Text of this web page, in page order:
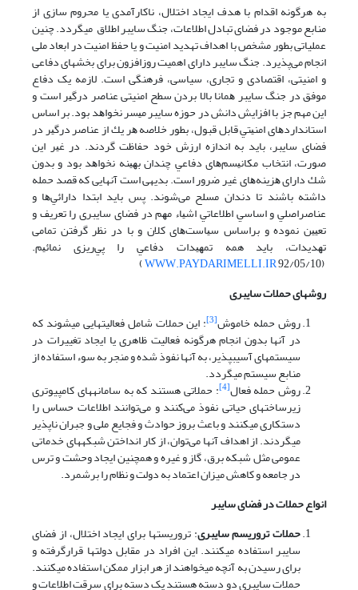
به هرگونه اقدام با هدف ایجاد اختلال، ناکارآمدی یا محروم سازی از
منابع موجود در فضای تبادل اطلاعات، جنگ سایبر اطلاق می­گردد. چنین
عملیاتی بطور مشخص با اهداف تهدید امنیت و یا حفظ امنیت در ابعاد ملی
انجام می‌پذیرد. جنگ سایبر دارای اهمیت روزافزون برای بخش­های دفاعی
و امنیتی، اقتصادی و تجاری، سیاسی، فرهنگی است. لازمه یک دﻓﺎع
موفق در ﺟﻨﮓ ﺳﺎﻳﺒﺮ ﻫﻤﺎﻧﺎ ﺑﺎﻻ ﺑﺮدن ﺳﻄﺢ امنیتی ﻋﻨﺎﺻﺮ درﮔﻴﺮ اﺳﺖ و
اﻳﻦ مهم ﺟﺰ ﺑﺎ اﻓﺰاﻳﺶ دانش در حوزه سایبر ﻣﻴﺴﺮ ﻧﺨﻮاﻫﺪ ﺑﻮد. بر اساس
اﺳﺘﺎﻧﺪاردﻫﺎی اﻣﻨﻴﺘﻲ قابل قبول، ﺑﻄﻮر ﺧﻼﺻﻪ ﻫﺮ ﻳﻚ از ﻋﻨﺎﺻﺮ درﮔﻴﺮ در
ﻓﻀﺎی ﺳﺎﻳﺒﺮ، ﺑﺎﻳﺪ ﺑﻪ اﻧﺪازه ارزش ﺧﻮد ﺣﻔﺎﻇﺖ ﮔﺮدﻧﺪ. در ﻏﻴﺮ اﻳﻦ
ﺻﻮرت، اﻧﺘﺨﺎب ﻣﻜﺎﻧﻴﺴﻢﻫﺎی دﻓﺎﻋﻲ ﭼﻨﺪان ﺑﻬﻴﻨﻪ ﻧﺨﻮاﻫﺪ ﺑﻮد و ﺑﺪون
ﺷﻚ دارای ﻫﺰﻳﻨﻪﻫﺎی غیر ضرور اﺳﺖ. بدیهی است آنهایی که ﻗﺼﺪ ﺣﻤﻠﻪ
داﺷﺘﻪ ﺑﺎﺷند ﺗﺎ دﻧﺪان ﻣﺴﻠﺢ می­ﺷﻮند. ﭘﺲ ﺑﺎﻳﺪ اﺑﺘﺪا داراﺋﻲﻫﺎ و
ﻋﻨﺎﺻﺮاﺻﻠﻲ و اﺳﺎﺳﻲ اﻃﻼﻋﺎﺗﻲ اﺷﻴﺎء ﻣﻬﻢ در ﻓﻀﺎی ﺳﺎﻳﺒﺮی را ﺗﻌﺮﻳﻒ و
ﺗﻌﻴﻴﻦ ﻧﻤﻮده و ﺑﺮاﺳﺎس ﺳﻴﺎﺳﺖﻫﺎی ﻛﻼن و ﺑﺎ در ﻧﻈﺮ ﮔﺮﻓﺘﻦ تمامی
ﺗﻬﺪﻳﺪات، باید همه ﺗﻤﻬﻴﺪات دﻓﺎﻋﻲ را ﭘﻲرﻳﺰی ﻧﻤﺎﺋﻴﻢ.
(
WWW.PAYDARIMELLI.IR92/05/10 )
روش­های حملاتسایبری
روش حمله خاموش[3] : این حملات شامل فعالیت­هایی می­شوند که
در آنها بدون انجام هرگونه فعالیت ظاهری یا ایجاد تغییرات در
سیستم­های آسیب­پذیر، به آنها نفوذ شده و منجر به سوء استفاده از
منابع سیستم می­گردد.
روش حمله فعال[4] : حملاتی هستند که به سامانه­های کامپیوتری
زیرساخت­های حیاتی نفوذ می‌کنند و می‌توانند اطلاعات حساس را
دستکاری می­کنند و باعث بروز حوادث و فجایع ملی و جبران ناپذیر
می­گردند. از اهداف آنها می‌توان، از کار انداختن شبکه­های خدماتی
عمومی مثل شبکه برق، گاز و غیره و همچنین ایجاد وحشت و ترس
در جامعه و کاهش میزان اعتماد به دولت و نظام را برشمرد.
انواع حملات در فضای سایبر
حملات تروریسم سایبری: تروریست­ها برای ایجاد اختلال، از فضای
سایبر استفاده می­کنند. این افراد در مقابل دولت­ها قرارگرفته و
برای رسیدن به آنچه می­خواهند از هر ابزار ممکن استفاده می­کنند.
حملات سایبری دو دسته هستند یک دسته برای سرقت اطلاعات و